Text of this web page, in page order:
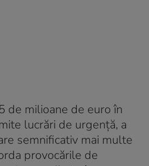
de milioane de euro în
lucrări de urgență, a
semnificativ mai multe
provocările de